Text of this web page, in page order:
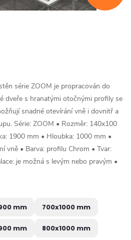
série ZOOM je propracován do
dveře s hranatými otočnými profily se
snadné otevírání vně i dovnitř a
Série: ZOOM • Rozměr: 140x100
1900 mm • Hloubka: 1000 mm •
vně • Barva: profilu Chrom • Tvar:
je možná s levým nebo pravým •
mm 700x1000 mm
mm 800x1000 mm